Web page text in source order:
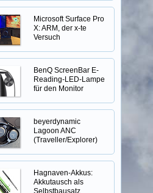
Microsoft Surface Pro
X: ARM, der x-te
Versuch
BenQ ScreenBar E-
Reading-LED-Lampe
für den Monitor
beyerdynamic
Lagoon ANC
(Traveller/Explorer)
Hagnaven-Akkus:
Akkutausch als
Selbstbausatz